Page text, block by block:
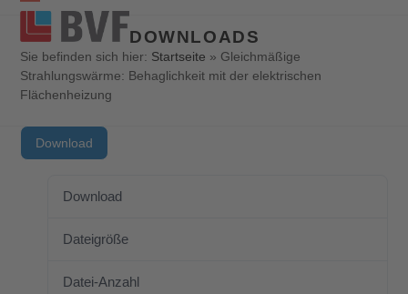
Open
mobile
menu
Close
mobile
menu
DOWNLOADS
Sie befinden sich hier: Startseite » Gleichmäßige
Strahlungswärme: Behaglichkeit mit der elektrischen
Flächenheizung
Download
Download
Dateigröße
Datei-Anzahl